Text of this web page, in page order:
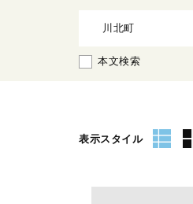
本文検索
表示スタイル